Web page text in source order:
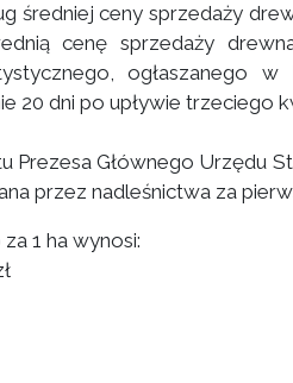
średniej ceny sprzedaży
cenę sprzedaży
ogłaszanego
20 dni po upływie trzeciego
Prezesa Głównego Urzędu
przez nadleśnictwa za
1 ha wynosi: